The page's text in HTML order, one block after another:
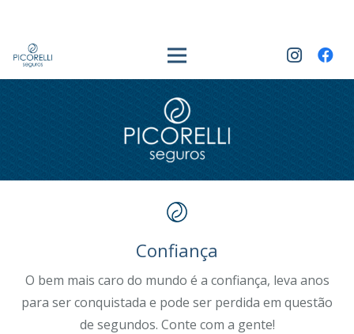
Confiança
O bem mais caro do mundo é a confiança, leva anos
para ser conquistada e pode ser perdida em questão
de segundos. Conte com a gente!